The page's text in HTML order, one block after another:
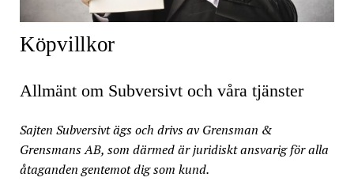
Köpvillkor
Allmänt om Subversivt och våra tjänster
Sajten Subversivt ägs och drivs av Grensman &
Grensmans AB, som därmed är juridiskt ansvarig för alla
åtaganden gentemot dig som kund.